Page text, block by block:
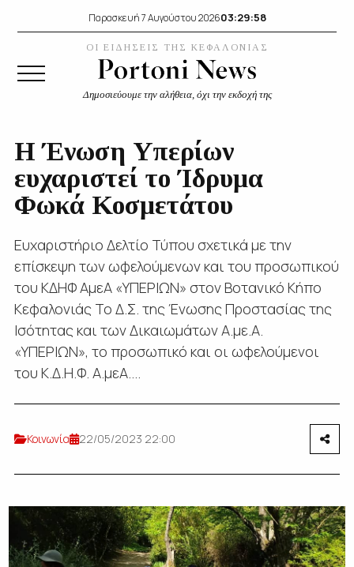
Παρασκευή 7 Αυγούστου 202603:29:58
ΟΙ ΕΙΔΗΣΕΙΣ ΤΗΣ ΚΕΦΑΛΟΝΙΑΣ
Δημοσιεύουμε την αλήθεια, όχι την εκδοχή της
Η Ένωση Υπερίων
ευχαριστεί το Ίδρυμα
Φωκά Κοσμετάτου
Ευχαριστήριο Δελτίο Τύπου σχετικά με την
επίσκεψη των ωφελούμενων και του προσωπικού
του ΚΔΗΦ ΑμεΑ «ΥΠΕΡΙΩΝ» στον Βοτανικό Κήπο
Κεφαλονιάς Το Δ.Σ. της Ένωσης Προστασίας της
Ισότητας και των Δικαιωμάτων Α.με.Α.
«ΥΠΕΡΙΩΝ», το προσωπικό και οι ωφελούμενοι
του Κ.Δ.Η.Φ. Α.μεΑ....
Κοινωνία 22/05/2023 22:00